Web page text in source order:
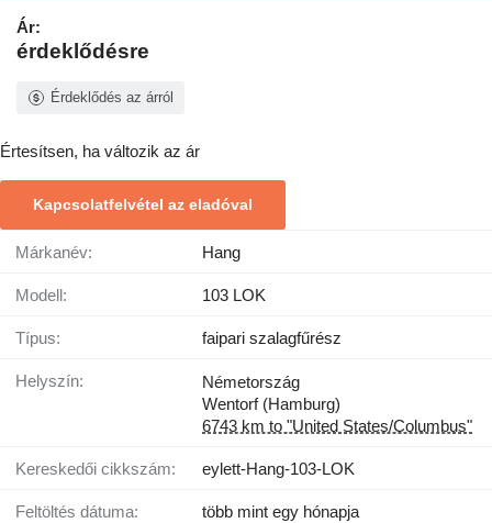
Ár:
érdeklődésre
Érdeklődés az árról
Értesítsen, ha változik az ár
Kapcsolatfelvétel az eladóval
Márkanév: Hang
Modell: 103 LOK
Típus: faipari szalagfűrész
Helyszín:
Németország
Wentorf (Hamburg)
6743 km to "United States/Columbus"
Kereskedői cikkszám: eylett-Hang-103-LOK
Feltöltés dátuma: több mint egy hónapja